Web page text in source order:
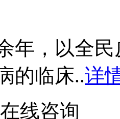
年，以全
的临床..详
在线咨询